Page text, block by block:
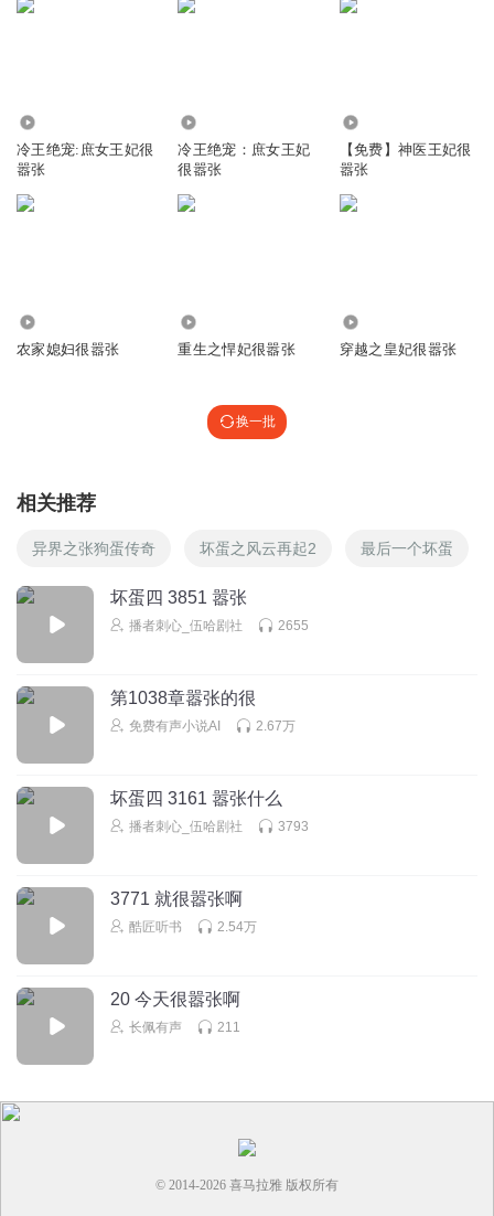
结局居然男主还不知道女主穿越哎
喜欢猫豆，就是书的后半部分很无语
回复 2021-12-06 0
听友217871944
终于结局了
冷王绝宠:庶女王妃很
嚣张
冷王绝宠：庶女王妃
很嚣张
【免费】神医王妃很
嚣张
农家媳妇很嚣张 重生之悍妃很嚣张 穿越之皇妃很嚣张
换一批
相关推荐
异界之张狗蛋传奇 坏蛋之风云再起2 最后一个坏蛋
坏蛋四 3851 嚣张
播者刺心_伍哈剧社 2655
第1038章嚣张的很
免费有声小说AI 2.67万
坏蛋四 3161 嚣张什么
播者刺心_伍哈剧社 3793
3771 就很嚣张啊
酷匠听书 2.54万
20 今天很嚣张啊
长佩有声 211
© 2014-2026 喜马拉雅 版权所有